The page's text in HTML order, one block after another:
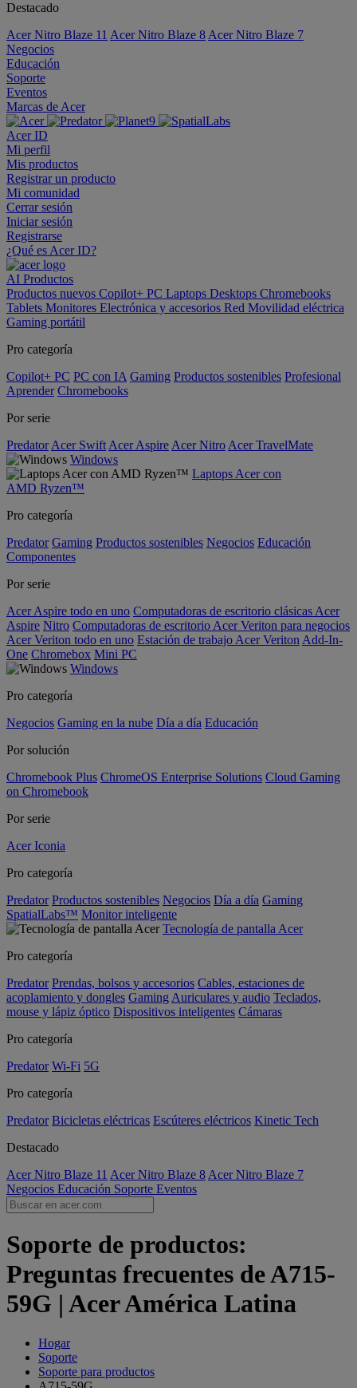
Destacado
Acer Nitro Blaze 11 Acer Nitro Blaze 8 Acer Nitro Blaze 7
Negocios
Educación
Soporte
Eventos
Marcas de Acer
Acer ID
Mi perfil
Mis productos
Registrar un producto
Mi comunidad
Cerrar sesión
Iniciar sesión
Registrarse
¿Qué es Acer ID?
AI Productos
Productos nuevos Copilot+ PC Laptops Desktops Chromebooks
Tablets Monitores Electrónica y accesorios Red Movilidad eléctrica
Gaming portátil
Pro categoría
Copilot+ PC PC con IA Gaming Productos sostenibles Profesional
Aprender Chromebooks
Por serie
Predator Acer Swift Acer Aspire Acer Nitro Acer TravelMate
Windows
Laptops Acer con
AMD Ryzen™
Pro categoría
Predator Gaming Productos sostenibles Negocios Educación
Componentes
Por serie
Acer Aspire todo en uno Computadoras de escritorio clásicas Acer
Aspire Nitro Computadoras de escritorio Acer Veriton para negocios
Acer Veriton todo en uno Estación de trabajo Acer Veriton Add-In-
One Chromebox Mini PC
Windows
Pro categoría
Negocios Gaming en la nube Día a día Educación
Por solución
Chromebook Plus ChromeOS Enterprise Solutions Cloud Gaming
on Chromebook
Por serie
Acer Iconia
Pro categoría
Predator Productos sostenibles Negocios Día a día Gaming
SpatialLabs™ Monitor inteligente
Tecnología de pantalla Acer
Pro categoría
Predator Prendas, bolsos y accesorios Cables, estaciones de
acoplamiento y dongles Gaming Auriculares y audio Teclados,
mouse y lápiz óptico Dispositivos inteligentes Cámaras
Pro categoría
Predator Wi-Fi 5G
Pro categoría
Predator Bicicletas eléctricas Escúteres eléctricos Kinetic Tech
Destacado
Acer Nitro Blaze 11 Acer Nitro Blaze 8 Acer Nitro Blaze 7
Negocios Educación Soporte Eventos
Soporte de productos:
Preguntas frecuentes de A715-
59G | Acer América Latina
Hogar
Soporte
Soporte para productos